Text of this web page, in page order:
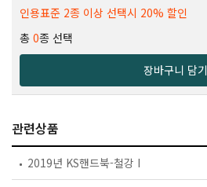
인용표준 2종 이상 선택시 20% 할인
총 0종 선택
장바구니 담기
관련상품
2019년 KS핸드북-철강 I